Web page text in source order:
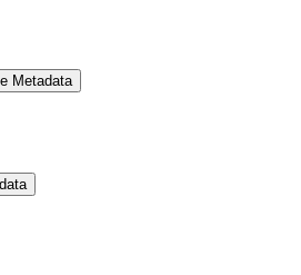
Metadata